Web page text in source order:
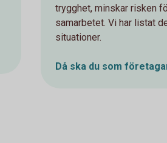
trygghet, minskar risken
samarbetet. Vi har listat
situationer.
Då ska du som